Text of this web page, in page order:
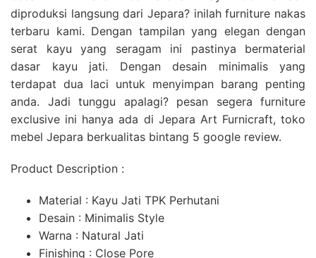
diproduksi langsung dari Jepara? inilah furniture nakas
terbaru kami. Dengan tampilan yang elegan dengan
serat kayu yang seragam ini pastinya bermaterial
dasar kayu jati. Dengan desain minimalis yang
terdapat dua laci untuk menyimpan barang penting
anda. Jadi tunggu apalagi? pesan segera furniture
exclusive ini hanya ada di Jepara Art Furnicraft, toko
mebel Jepara berkualitas bintang 5 google review.
Product Description :
Material : Kayu Jati TPK Perhutani
Desain : Minimalis Style
Warna : Natural Jati
Finishing : Close Pore